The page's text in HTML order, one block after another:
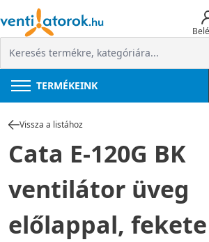
TERMÉKEINK
Vissza a listához
Cata E-120G BK
ventilátor üveg
előlappal, fekete